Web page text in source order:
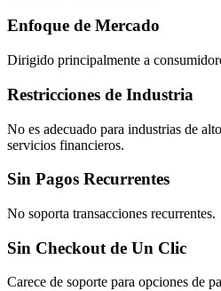
Enfoque de Mercado
Dirigido principalmente a
Restricciones de Industria
No es adecuado para industrias de
servicios financieros.
Sin Pagos Recurrentes
No soporta transacciones recurrentes.
Sin Checkout de Un Clic
Carece de soporte para opciones de